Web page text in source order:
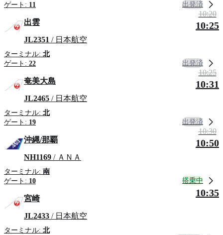
ゲート: 11 出発済
出雲
JL2351 / 日本航空
ターミナル: 北
ゲート: 22
10:20
10:25
出発済
奄美大島
JL2465 / 日本航空
ターミナル: 北
ゲート: 19
10:25
10:31
出発済
沖縄/那覇
NH1169 / ＡＮＡ
ターミナル: 南
ゲート: 10
10:30
10:50
搭乗中
宮崎
JL2433 / 日本航空
ターミナル: 北
10:35